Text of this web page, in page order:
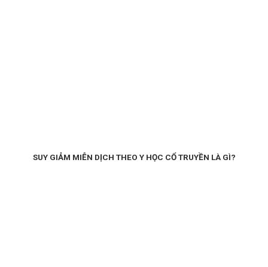
SUY GIẢM MIỄN DỊCH THEO Y HỌC CỔ TRUYỀN LÀ GÌ?